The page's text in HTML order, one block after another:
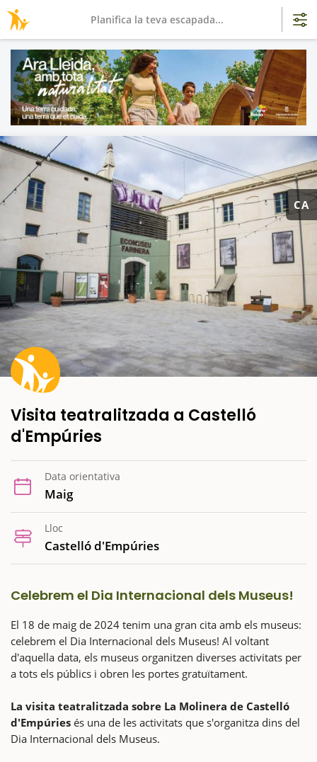
CA
Visita teatralitzada a Castelló
d'Empúries
Data orientativa
Maig
Lloc
Castelló d'Empúries
Celebrem el Dia Internacional dels Museus!
El 18 de maig de 2024 tenim una gran cita amb els museus:
celebrem el Dia Internacional dels Museus! Al voltant
d'aquella data, els museus organitzen diverses activitats per
a tots els públics i obren les portes gratuïtament.
La visita teatralitzada sobre La Molinera de Castelló
d'Empúries és una de les activitats que s'organitza dins del
Dia Internacional dels Museus.
Planifica la teva escapada...